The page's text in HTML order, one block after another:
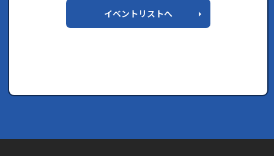
イベントリストへ